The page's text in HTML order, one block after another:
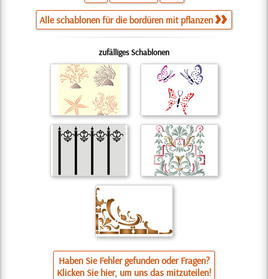
Alle schablonen für die bordüren mit pflanzen
zufälliges Schablonen
Haben Sie Fehler gefunden oder Fragen?
Klicken Sie hier, um uns das mitzuteilen!